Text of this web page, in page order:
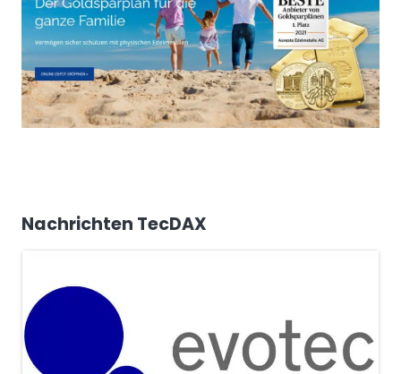
Nachrichten TecDAX